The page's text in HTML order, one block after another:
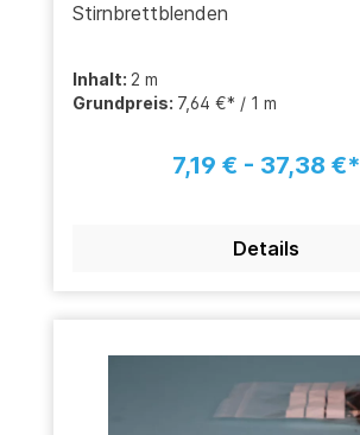
Stirnbrettblenden
Inhalt: 2 m
Grundpreis: 7,64 €* / 1 m
7,19 € - 37,38 €*
Details